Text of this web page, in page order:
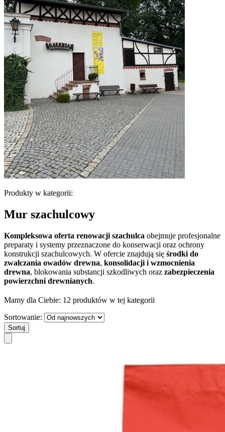
Produkty w kategorii:
Mur szachulcowy
Kompleksowa oferta renowacji szachulca obejmuje profesjonalne
preparaty i systemy przeznaczone do konserwacji oraz ochrony
konstrukcji szachulcowych. W ofercie znajdują się środki do
zwalczania owadów drewna, konsolidacji i wzmocnienia
drewna, blokowania substancji szkodliwych oraz zabezpieczenia
powierzchni drewnianych.
Mamy dla Ciebie: 12 produktów w tej kategorii
Sortowanie:
Sortuj